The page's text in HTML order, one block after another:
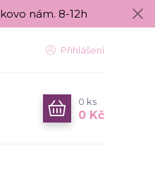
nám. 8-12h
Přihlášení
0 ks
0 Kč